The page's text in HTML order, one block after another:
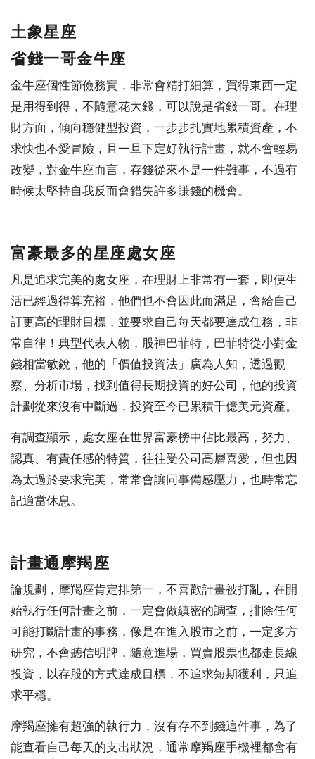
土象星座
省錢一哥金牛座
金牛座個性節儉務實，非常會精打細算，買得東西一定
是用得到得，不隨意花大錢，可以說是省錢一哥。在理
財方面，傾向穩健型投資，一步步扎實地累積資產，不
求快也不愛冒險，且一旦下定好執行計畫，就不會輕易
改變，對金牛座而言，存錢從來不是一件難事，不過有
時候太堅持自我反而會錯失許多賺錢的機會。
富豪最多的星座處女座
凡是追求完美的處女座，在理財上非常有一套，即便生
活已經過得算充裕，他們也不會因此而滿足，會給自己
訂更高的理財目標，並要求自己每天都要達成任務，非
常自律！典型代表人物，股神巴菲特，巴菲特從小對金
錢相當敏銳，他的「價值投資法」廣為人知，透過觀
察、分析市場，找到值得長期投資的好公司，他的投資
計劃從來沒有中斷過，投資至今已累積千億美元資產。
有調查顯示，處女座在世界富豪榜中佔比最高，努力、
認真、有責任感的特質，往往受公司高層喜愛，但也因
為太過於要求完美，常常會讓同事備感壓力，也時常忘
記適當休息。
計畫通摩羯座
論規劃，摩羯座肯定排第一，不喜歡計畫被打亂，在開
始執行任何計畫之前，一定會做縝密的調查，排除任何
可能打斷計畫的事務，像是在進入股市之前，一定多方
研究，不會聽信明牌，隨意進場，買賣股票也都走長線
投資，以存股的方式達成目標，不追求短期獲利，只追
求平穩。
摩羯座擁有超強的執行力，沒有存不到錢這件事，為了
能查看自己每天的支出狀況，通常摩羯座手機裡都會有